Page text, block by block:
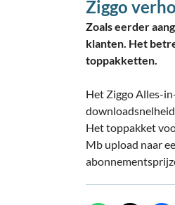
Ziggo
Zoals eerder
klanten. Het
toppakketten.
Het Ziggo Alles-
Het toppakket
Mb upload naar